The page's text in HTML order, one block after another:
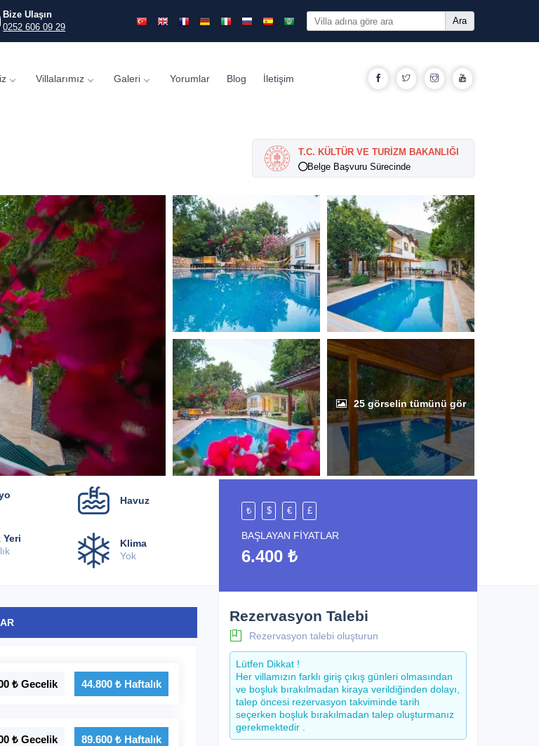
Bize Ulaşın
0252 606 09 29
Ara
Villalarımız Galeri Yorumlar Blog İletişim
T.C. KÜLTÜR VE TURİZM BAKANLIĞI
Belge Başvuru Sürecinde
25 görselin tümünü gör
Havuz
Yeri
Klima
Yok
₺ Gecelik 44.800 ₺ Haftalık
₺ Gecelik 89.600 ₺ Haftalık
₺ $ € £
BAŞLAYAN FIYATLAR
6.400 ₺
Rezervasyon Talebi
Rezervasyon talebi oluşturun
Lütfen Dikkat !
Her villamızın farklı giriş çıkış günleri olmasından
ve boşluk bırakılmadan kiraya verildiğinden dolayı,
talep öncesi rezervasyon takviminde tarih
seçerken boşluk bırakılmadan talep oluşturmanız
gerekmektedir .